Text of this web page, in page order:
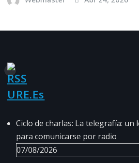
URE.es
Ciclo de charlas: La telegrafía: un
para comunicarse por radio
07/08/2026